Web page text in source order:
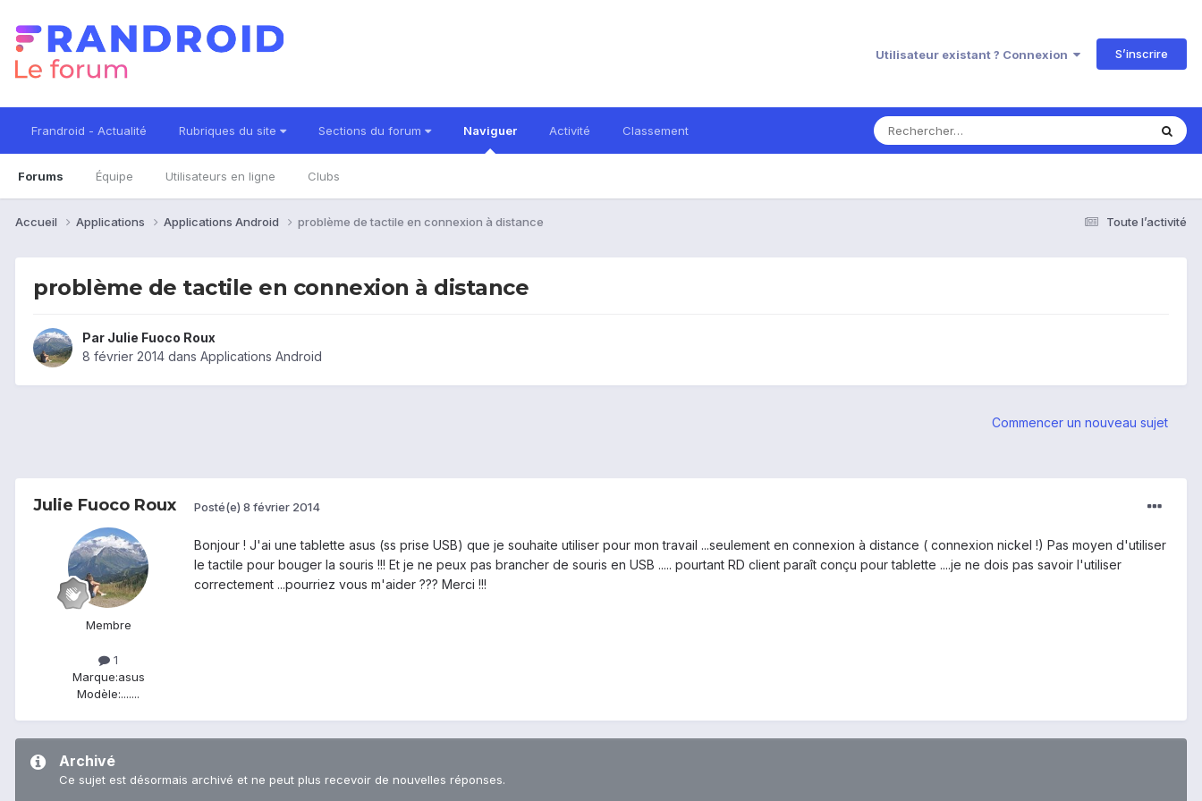
Utilisateur existant ? Connexion S’inscrire
Frandroid - Actualité Rubriques du site Sections du forum Naviguer
Forums Équipe Utilisateurs en ligne Clubs
Activité Classement
Toute l’activité
Accueil Applications Applications Android problème de tactile en connexion à distance
problème de tactile en connexion à distance
Par Julie Fuoco Roux
8 février 2014 dans Applications Android
Commencer un nouveau sujet
Julie Fuoco Roux
Membre
1
Marque:asus
Modèle:.......
Posté(e) 8 février 2014
Bonjour ! J'ai une tablette asus (ss prise USB) que je souhaite utiliser pour mon travail ...seulement en connexion à distance ( connexion nickel !) Pas moyen d'utiliser
le tactile pour bouger la souris !!! Et je ne peux pas brancher de souris en USB ..... pourtant RD client paraît conçu pour tablette ....je ne dois pas savoir l'utiliser
correctement ...pourriez vous m'aider ??? Merci !!!
Archivé
Ce sujet est désormais archivé et ne peut plus recevoir de nouvelles réponses.